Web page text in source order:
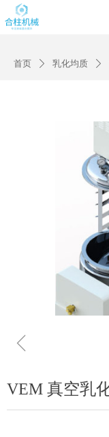
首页 ꄲ 乳化均质 ꄲ
ꁆ
VEM 真空乳